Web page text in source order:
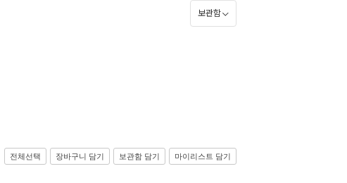
보관함
전체선택 장바구니 담기 보관함 담기 마이리스트 담기